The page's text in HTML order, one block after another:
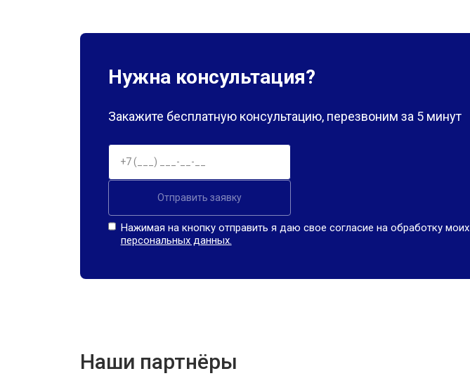
Нужна консультация?
Закажите бесплатную консультацию, перезвоним за 5 минут
Отправить заявку
Нажимая на кнопку отправить я даю свое согласие на обработку моих
персональных данных.
Наши партнёры